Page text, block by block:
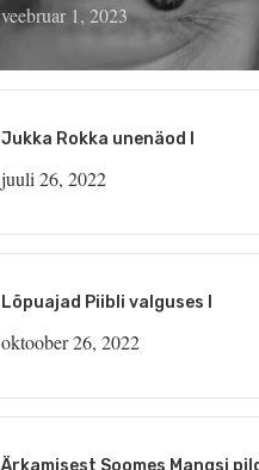
veebruar 1, 2023
Jukka Rokka unenäod I
juuli 26, 2022
Lõpuajad Piibli valguses I
oktoober 26, 2022
Ärkamisest Soomes Mangsi